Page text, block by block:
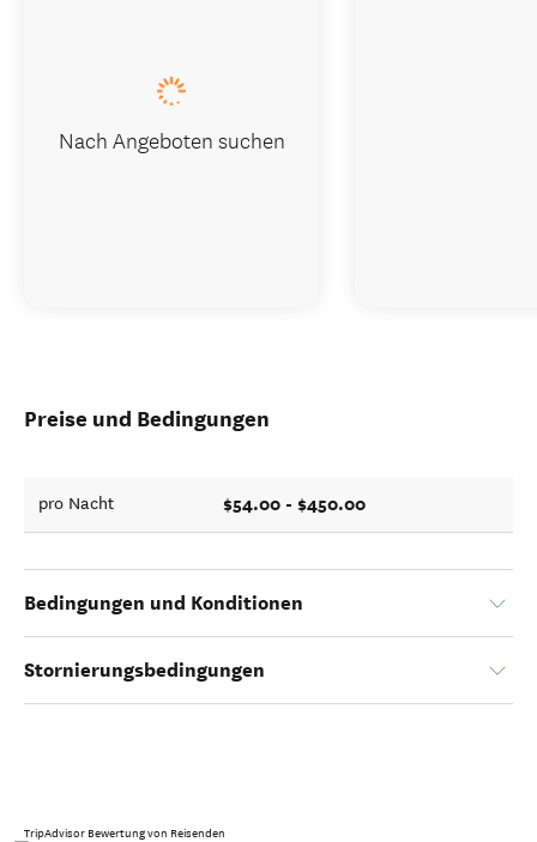
Preise und Bedingungen
pro Nacht $54.00 - $450.00
Bedingungen und Konditionen
Stornierungsbedingungen
TripAdvisor Bewertung von Reisenden
Nach Angeboten suchen